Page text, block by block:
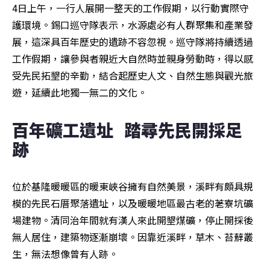
4日上午，一行人展開一整天的工作假期，以行動實際守
護環境。錫口巡守隊表示，水源處必有人群聚集和產業發
展，這深具百年歷史的遺跡不容忽視。巡守隊將持續透過
工作假期，讓參與者親近大自然時並親身勞動時，得以感
受先民拓墾的辛勤，結合起歷史人文、自然生態與觀光旅
遊，延續此地獨一無二的文化。
百年礦工遺址   踏尋先民開採足
跡
位於基隆暖暖區的暖東峽谷擁有自然美景，溪畔有頗具規
模的先民石厝聚落遺址，以及暖暖地區最古老的荖寮坑礦
場建物。清同治年間就有漢人來此開墾煤礦，停止開採後
無人居住，建築物逐漸崩壞。因靠近溪畔，草木、苔蘚叢
生，無法想像曾有人跡。